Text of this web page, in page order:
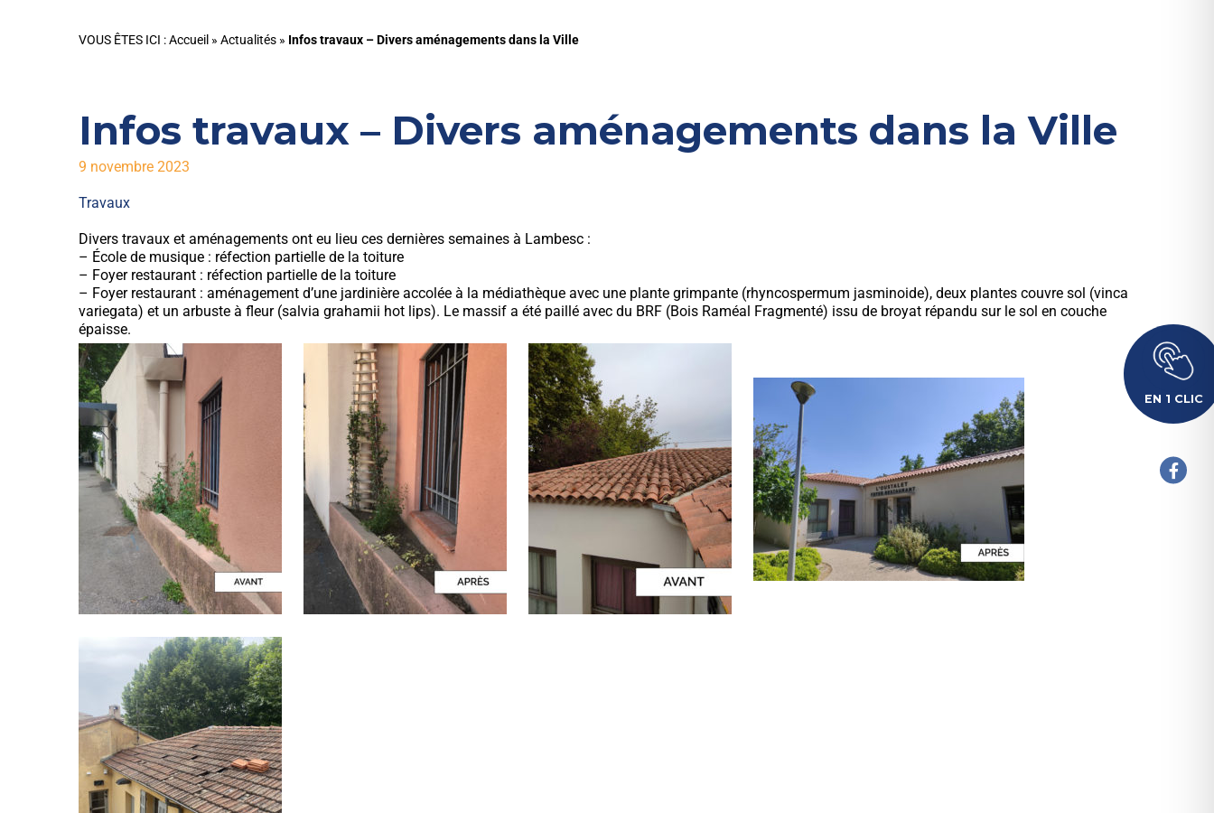
EN 1 CLIC
VOUS ÊTES ICI :Accueil » Actualités » Infos travaux – Divers aménagements dans la Ville
Infos travaux – Divers aménagements dans la Ville
9 novembre 2023
Travaux
Divers travaux et aménagements ont eu lieu ces dernières semaines à Lambesc :
– École de musique : réfection partielle de la toiture
– Foyer restaurant : réfection partielle de la toiture
– Foyer restaurant : aménagement d’une jardinière accolée à la médiathèque avec une plante grimpante (rhyncospermum jasminoide), deux plantes couvre sol (vinca
variegata) et un arbuste à fleur (salvia grahamii hot lips). Le massif a été paillé avec du BRF (Bois Raméal Fragmenté) issu de broyat répandu sur le sol en couche
épaisse.